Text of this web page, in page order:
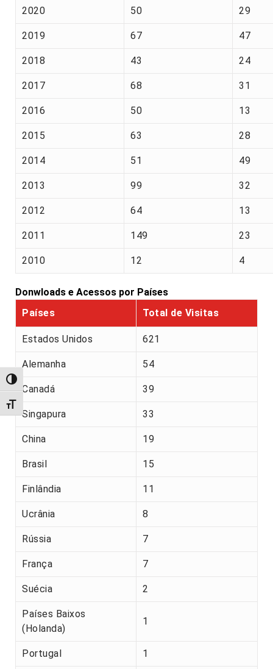
Alternar alto contraste
Alternar tamanho da fonte
2020 50 29
2019 67 47
2018 43 24
2017 68 31
2016 50 13
2015 63 28
2014 51 49
2013 99 32
2012 64 13
2011 149 23
2010 12 4
Donwloads e Acessos por Países
Países
Total de Visitas
Estados Unidos 621
Alemanha 54
Canadá 39
Singapura 33
China 19
Brasil 15
Finlândia 11
Ucrânia 8
Rússia 7
França 7
Suécia 2
Países Baixos
(Holanda)
1
Portugal 1